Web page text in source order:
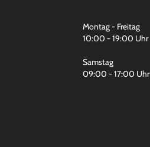
Montag - Freitag
10:00 - 19:00 Uhr
Samstag
09:00 - 17:00 Uhr